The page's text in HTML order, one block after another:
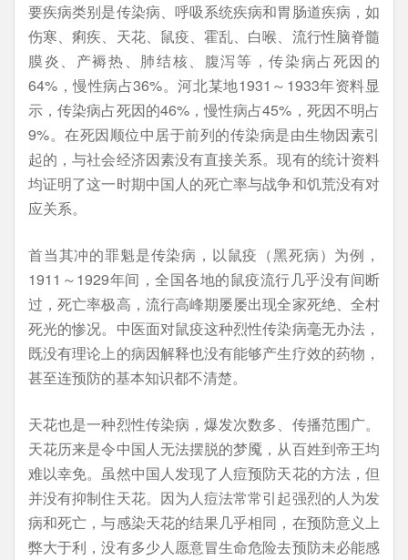
要疾病类别是传染病、呼吸系统疾病和胃肠道疾病，如
伤寒、痢疾、天花、鼠疫、霍乱、白喉、流行性脑脊髓
膜炎、产褥热、肺结核、腹泻等，传染病占死因的
64%，慢性病占36%。河北某地1931～1933年资料显
示，传染病占死因的46%，慢性病占45%，死因不明占
9%。在死因顺位中居于前列的传染病是由生物因素引
起的，与社会经济因素没有直接关系。现有的统计资料
均证明了这一时期中国人的死亡率与战争和饥荒没有对
应关系。
首当其冲的罪魁是传染病，以鼠疫（黑死病）为例，
1911～1929年间，全国各地的鼠疫流行几乎没有间断
过，死亡率极高，流行高峰期屡屡出现全家死绝、全村
死光的惨况。中医面对鼠疫这种烈性传染病毫无办法，
既没有理论上的病因解释也没有能够产生疗效的药物，
甚至连预防的基本知识都不清楚。
天花也是一种烈性传染病，爆发次数多、传播范围广。
天花历来是令中国人无法摆脱的梦魇，从百姓到帝王均
难以幸免。虽然中国人发现了人痘预防天花的方法，但
并没有抑制住天花。因为人痘法常常引起强烈的人为发
病和死亡，与感染天花的结果几乎相同，在预防意义上
弊大于利，没有多少人愿意冒生命危险去预防未必能感